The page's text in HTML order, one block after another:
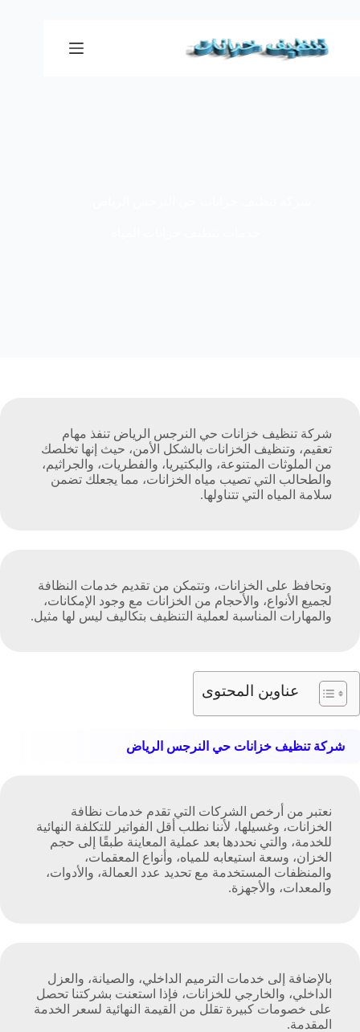
المحتوى
شركة تنظيف خزانات حي النرجس الرياض تنفذ مهام
تعقيم، وتنظيف الخزانات بالشكل الأمن، حيث إنها تخلصك
من الملوثات المتنوعة، والبكتيريا، والفطريات، والجراثيم،
والطحالب التي تصيب مياه الخزانات، مما يجعلك تضمن
سلامة المياه التي تتناولها.
وتحافظ على الخزانات، وتتمكن من تقديم خدمات النظافة
لجميع الأنواع، والأحجام من الخزانات مع وجود الإمكانات،
والمهارات المناسبة لعملية التنظيف بتكاليف ليس لها مثيل.
عناوين المحتوى
شركة تنظيف خزانات حي النرجس الرياض
نعتبر من أرخص الشركات التي تقدم خدمات نظافة
الخزانات، وغسيلها، لأننا نطلب أقل الفواتير للتكلفة النهائية
للخدمة، والتي نحددها بعد عملية المعاينة طبقًا إلى حجم
الخزان، وسعة استيعابه للمياه، وأنواع المعقمات،
والمنظفات المستخدمة مع تحديد عدد العمالة، والأدوات،
والمعدات، والأجهزة.
بالإضافة إلى خدمات الترميم الداخلي، والصيانة، والعزل
الداخلي، والخارجي للخزانات، فإذا استعنت بشركتنا تحصل
على خصومات كبيرة تقلل من القيمة النهائية لسعر الخدمة
المقدمة.